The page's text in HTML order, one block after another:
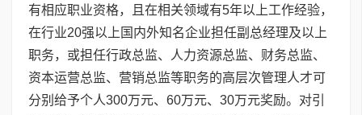
有相应职业资格，且在相关领域有5年以上工作经验，
在行业20强以上国内外知名企业担任副总经理及以上
职务，或担任行政总监、人力资源总监、财务总监、
资本运营总监、营销总监等职务的高层次管理人才可
分别给予个人300万元、60万元、30万元奖励。对引